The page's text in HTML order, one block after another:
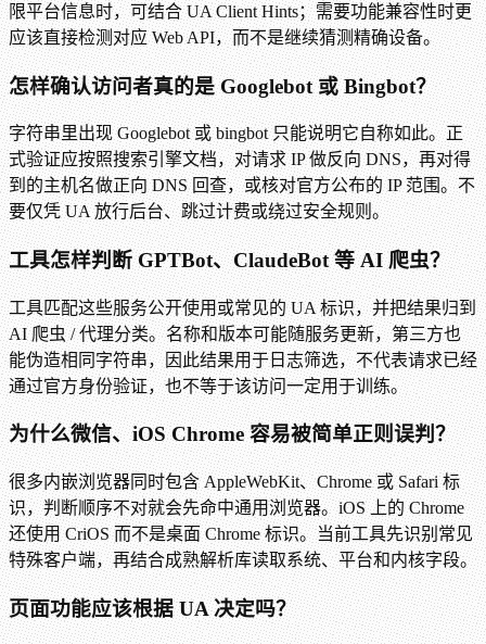
限平台信息时，可结合 UA Client Hints；需要功能兼容性时更
应该直接检测对应 Web API，而不是继续猜测精确设备。
怎样确认访问者真的是 Googlebot 或 Bingbot？
字符串里出现 Googlebot 或 bingbot 只能说明它自称如此。正
式验证应按照搜索引擎文档，对请求 IP 做反向 DNS，再对得
到的主机名做正向 DNS 回查，或核对官方公布的 IP 范围。不
要仅凭 UA 放行后台、跳过计费或绕过安全规则。
工具怎样判断 GPTBot、ClaudeBot 等 AI 爬虫？
工具匹配这些服务公开使用或常见的 UA 标识，并把结果归到
AI 爬虫 / 代理分类。名称和版本可能随服务更新，第三方也
能伪造相同字符串，因此结果用于日志筛选，不代表请求已经
通过官方身份验证，也不等于该访问一定用于训练。
为什么微信、iOS Chrome 容易被简单正则误判？
很多内嵌浏览器同时包含 AppleWebKit、Chrome 或 Safari 标
识，判断顺序不对就会先命中通用浏览器。iOS 上的 Chrome
还使用 CriOS 而不是桌面 Chrome 标识。当前工具先识别常见
特殊客户端，再结合成熟解析库读取系统、平台和内核字段。
页面功能应该根据 UA 决定吗？